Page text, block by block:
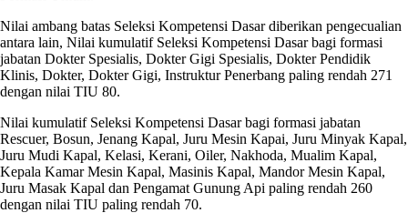
Nilai ambang batas Seleksi Kompetensi Dasar diberikan pengecualian
antara lain, Nilai kumulatif Seleksi Kompetensi Dasar bagi formasi
jabatan Dokter Spesialis, Dokter Gigi Spesialis, Dokter Pendidik
Klinis, Dokter, Dokter Gigi, Instruktur Penerbang paling rendah 271
dengan nilai TIU 80.
Nilai kumulatif Seleksi Kompetensi Dasar bagi formasi jabatan
Rescuer, Bosun, Jenang Kapal, Juru Mesin Kapai, Juru Minyak Kapal,
Juru Mudi Kapal, Kelasi, Kerani, Oiler, Nakhoda, Mualim Kapal,
Kepala Kamar Mesin Kapal, Masinis Kapal, Mandor Mesin Kapal,
Juru Masak Kapal dan Pengamat Gunung Api paling rendah 260
dengan nilai TIU paling rendah 70.